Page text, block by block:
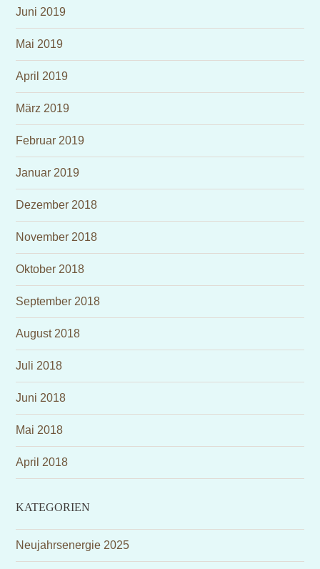
Juni 2019
Mai 2019
April 2019
März 2019
Februar 2019
Januar 2019
Dezember 2018
November 2018
Oktober 2018
September 2018
August 2018
Juli 2018
Juni 2018
Mai 2018
April 2018
KATEGORIEN
Neujahrsenergie 2025